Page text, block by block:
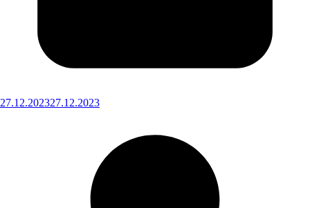
27.12.202327.12.2023